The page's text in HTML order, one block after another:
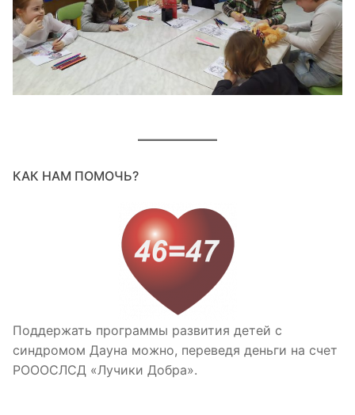
КАК НАМ ПОМОЧЬ?
Поддержать программы развития детей с
синдромом Дауна можно, переведя деньги на счет
РОООСЛСД «Лучики Добра».